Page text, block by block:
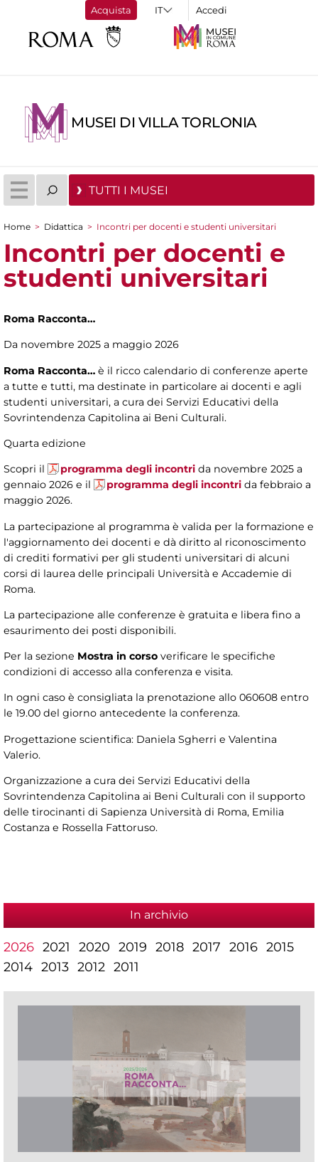
Acquista Accedi
MUSEI DI VILLA TORLONIA
TUTTI I MUSEI
Tu sei qui
Home > Didattica > Incontri per docenti e studenti universitari
Incontri per docenti e
studenti universitari
Roma Racconta…
Da novembre 2025 a maggio 2026
Roma Racconta… è il ricco calendario di conferenze aperte
a tutte e tutti, ma destinate in particolare ai docenti e agli
studenti universitari, a cura dei Servizi Educativi della
Sovrintendenza Capitolina ai Beni Culturali.
Quarta edizione
Scopri il programma degli incontri da novembre 2025 a
gennaio 2026 e il
programma degli incontri da febbraio a
maggio 2026.
La partecipazione al programma è valida per la formazione e
l'aggiornamento dei docenti e dà diritto al riconoscimento
di crediti formativi per gli studenti universitari di alcuni
corsi di laurea delle principali Università e Accademie di
Roma.
La partecipazione alle conferenze è gratuita e libera fino a
esaurimento dei posti disponibili.
Per la sezione Mostra in corso verificare le specifiche
condizioni di accesso alla conferenza e visita.
In ogni caso è consigliata la prenotazione allo 060608 entro
le 19.00 del giorno antecedente la conferenza.
Progettazione scientifica: Daniela Sgherri e Valentina
Valerio.
Organizzazione a cura dei Servizi Educativi della
Sovrintendenza Capitolina ai Beni Culturali con il supporto
delle tirocinanti di Sapienza Università di Roma, Emilia
Costanza e Rossella Fattoruso.
In archivio
2026 2021 2020 2019 2018 2017 2016 2015
2014 2013 2012 2011